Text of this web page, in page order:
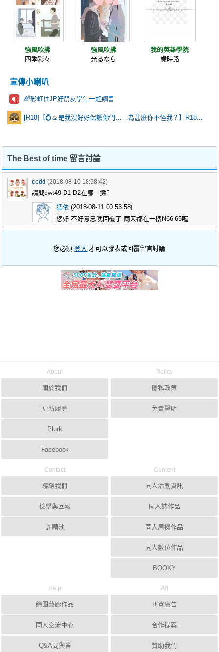
強風吹拂
四季彩々
強風吹拂
光るなら
我的英雄學院
歲時路
宣傳小喇叭
🌈彩虹社JP好朋友學生一起讀書
[R18]【💍🍙是我沒好好保護你們……為甚麼你不怪我？】R18乙棘《Poker Face》* 含本篇劇情
The Best of time 留言討論
ccdd (2018-08-10 18:58:42)
請問cwt49 D1 D2在哪一攤?
猛依 (2018-08-11 00:53:58)
您好 不好意思晚回覆了 兩天都在一樓N66 65喔
您必須登入 才可以發表或回覆留言討論
About
關於我們
更新履歷
Plurk
Facebook
Policy
隱私政策
免責聲明
Contact
聯絡我們
檢舉與回報
許願池
Content
同人活動資訊
同人誌作品
同人周邊作品
同人數位作品
BOOKY
Help
繪圖藝廊作品
同人交流中心
Q&A問與答
Ad
刊登廣告
合作提案
贊助我們